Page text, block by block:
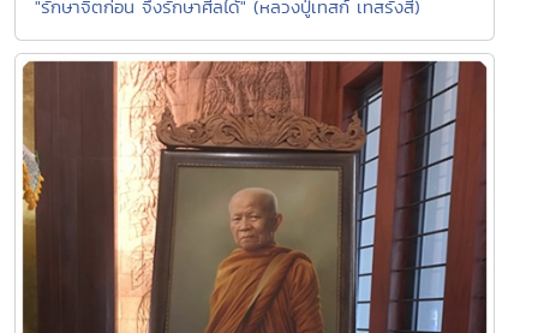
"รักษาจิตก่อน จึงรักษาศีลได้" (หลวงปู่เทสก์ เทสรังสี)